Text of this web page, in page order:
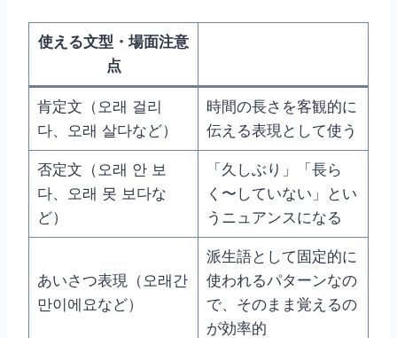
使える文型・場面注意
点
肯定文（오래 걸리
다、오래 살다など）
時間の長さを客観的に
伝える表現として使う
否定文（오래 안 보
다、오래 못 보다な
ど）
「久しぶり」「長ら
く〜していない」とい
うニュアンスになる
あいさつ表現（오래간
만이에요など）
派生語として固定的に
使われるパターンなの
で、そのまま覚えるの
が効率的